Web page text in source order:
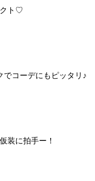
クト♡
でコーデにもピッタリ♪
装に拍手ー！